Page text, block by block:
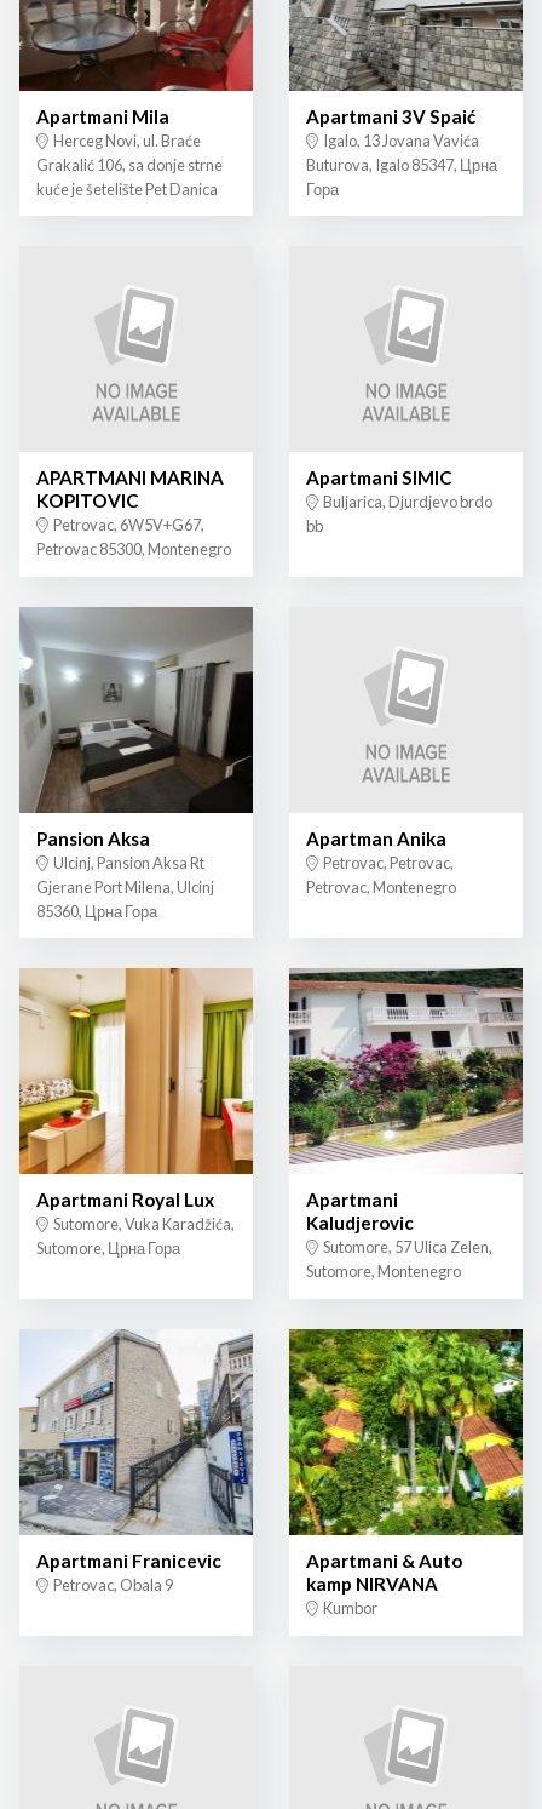
Apartmani Mila
Herceg Novi, ul. Braće
Grakalić 106, sa donje strne
kuće je šetelište Pet Danica
Apartmani 3V Spaić
Igalo, 13 Jovana Vavića
Buturova, Igalo 85347, Црна
Гора
APARTMANI MARINA
KOPITOVIC
Petrovac, 6W5V+G67,
Petrovac 85300, Montenegro
Apartmani SIMIC
Buljarica, Djurdjevo brdo
bb
Pansion Aksa
Ulcinj, Pansion Aksa Rt
Gjerane Port Milena, Ulcinj
85360, Црна Гора
Apartman Anika
Petrovac, Petrovac,
Petrovac, Montenegro
Apartmani Royal Lux
Sutomore, Vuka Karadžića,
Sutomore, Црна Гора
Apartmani
Kaludjerovic
Sutomore, 57 Ulica Zelen,
Sutomore, Montenegro
Apartmani Franicevic
Petrovac, Obala 9
Apartmani & Auto
kamp NIRVANA
Kumbor